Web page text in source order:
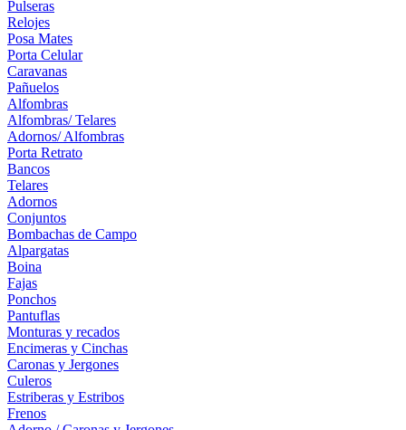
Pulseras
Relojes
Posa Mates
Porta Celular
Caravanas
Pañuelos
Alfombras
Alfombras/ Telares
Adornos/ Alfombras
Porta Retrato
Bancos
Telares
Adornos
Conjuntos
Bombachas de Campo
Alpargatas
Boina
Fajas
Ponchos
Pantuflas
Monturas y recados
Encimeras y Cinchas
Caronas y Jergones
Culeros
Estriberas y Estribos
Frenos